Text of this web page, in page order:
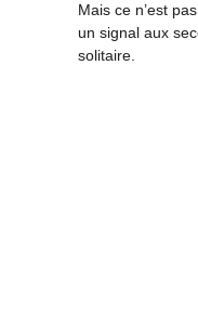
Mais ce n’est
un signal aux
solitaire.